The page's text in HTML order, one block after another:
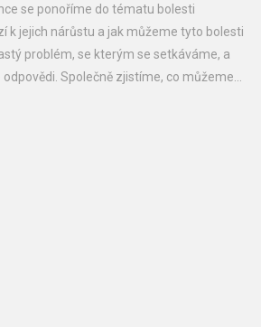
se ponoříme do tématu bolesti
k jejich nárůstu a jak můžeme tyto bolesti
problém, se kterým se setkáváme, a
Společně zjistíme, co můžeme